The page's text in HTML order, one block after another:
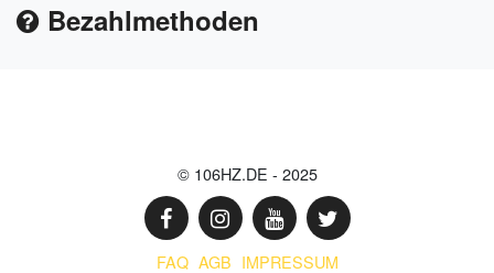
Bezahlmethoden
© 106HZ.DE - 2025
FAQ AGB IMPRESSUM